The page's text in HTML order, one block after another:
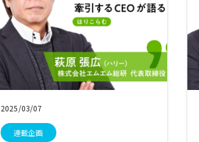
2025/03/07
連載企画